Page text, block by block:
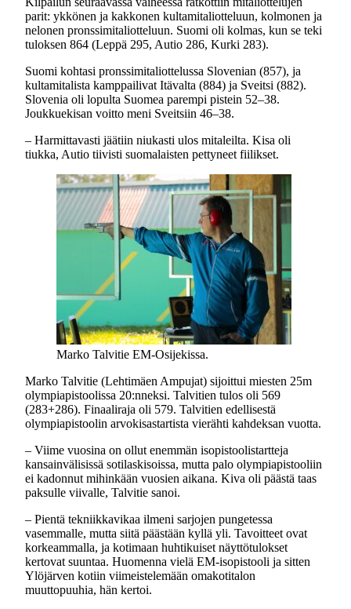
parit: ykkönen ja kakkonen kultamitaliotteluun, kolmonen ja
nelonen pronssimitaliotteluun. Suomi oli kolmas, kun se teki
tuloksen 864 (Leppä 295, Autio 286, Kurki 283).
Suomi kohtasi pronssimitaliottelussa Slovenian (857), ja
kultamitalista kamppailivat Itävalta (884) ja Sveitsi (882).
Slovenia oli lopulta Suomea parempi pistein 52–38.
Joukkuekisan voitto meni Sveitsiin 46–38.
– Harmittavasti jäätiin niukasti ulos mitaleilta. Kisa oli
tiukka, Autio tiivisti suomalaisten pettyneet fiilikset.
Marko Talvitie EM-Osijekissa.
Marko Talvitie (Lehtimäen Ampujat) sijoittui miesten 25m
olympiapistoolissa 20:nneksi. Talvitien tulos oli 569
(283+286). Finaaliraja oli 579. Talvitien edellisestä
olympiapistoolin arvokisastartista vierähti kahdeksan vuotta.
– Viime vuosina on ollut enemmän isopistoolistartteja
kansainvälisissä sotilaskisoissa, mutta palo olympiapistooliin
ei kadonnut mihinkään vuosien aikana. Kiva oli päästä taas
paksulle viivalle, Talvitie sanoi.
– Pientä tekniikkavikaa ilmeni sarjojen pungetessa
vasemmalle, mutta siitä päästään kyllä yli. Tavoitteet ovat
korkeammalla, ja kotimaan huhtikuiset näyttötulokset
kertovat suuntaa. Huomenna vielä EM-isopistooli ja sitten
Ylöjärven kotiin viimeistelemään omakotitalon
muuttopuuhia, hän kertoi.